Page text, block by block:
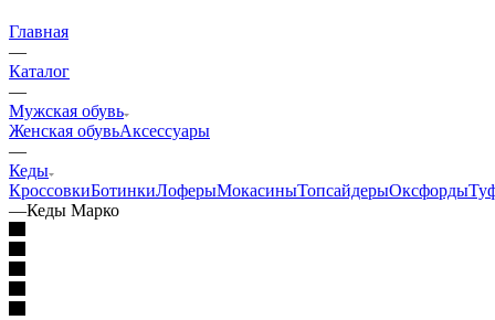
Главная
—
Каталог
—
Мужская обувь
Женская обувьАксессуары
—
Кеды
КроссовкиБотинкиЛоферыМокасиныТопсайдерыОксфорды
—Кеды Марко